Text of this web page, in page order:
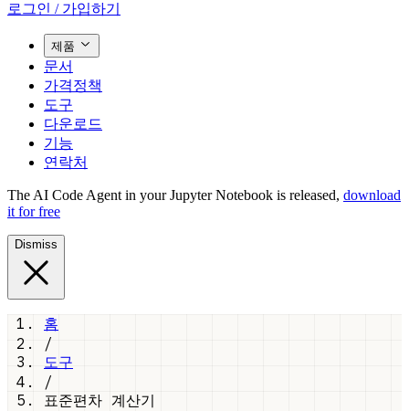
로그인 / 가입하기
제품
문서
가격정책
도구
다운로드
기능
연락처
The AI Code Agent in your Jupyter Notebook is released, download
it for free
Dismiss
홈
/
도구
/
표준편차 계산기